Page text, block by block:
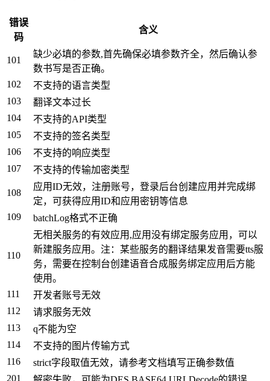
错误
码
含义
101
缺少必填的参数,首先确保必填参数齐全，然后确认参
数书写是否正确。
102
不支持的语言类型
103
翻译文本过长
104
不支持的API类型
105
不支持的签名类型
106
不支持的响应类型
107
不支持的传输加密类型
108
应用ID无效，注册账号，登录后台创建应用并完成绑
定，可获得应用ID和应用密钥等信息
109
batchLog格式不正确
110
无相关服务的有效应用,应用没有绑定服务应用，可以
新建服务应用。注：某些服务的翻译结果发音需要tts服
务，需要在控制台创建语音合成服务绑定应用后方能
使用。
111
开发者账号无效
112
请求服务无效
113
q不能为空
114
不支持的图片传输方式
116
strict字段取值无效，请参考文档填写正确参数值
201